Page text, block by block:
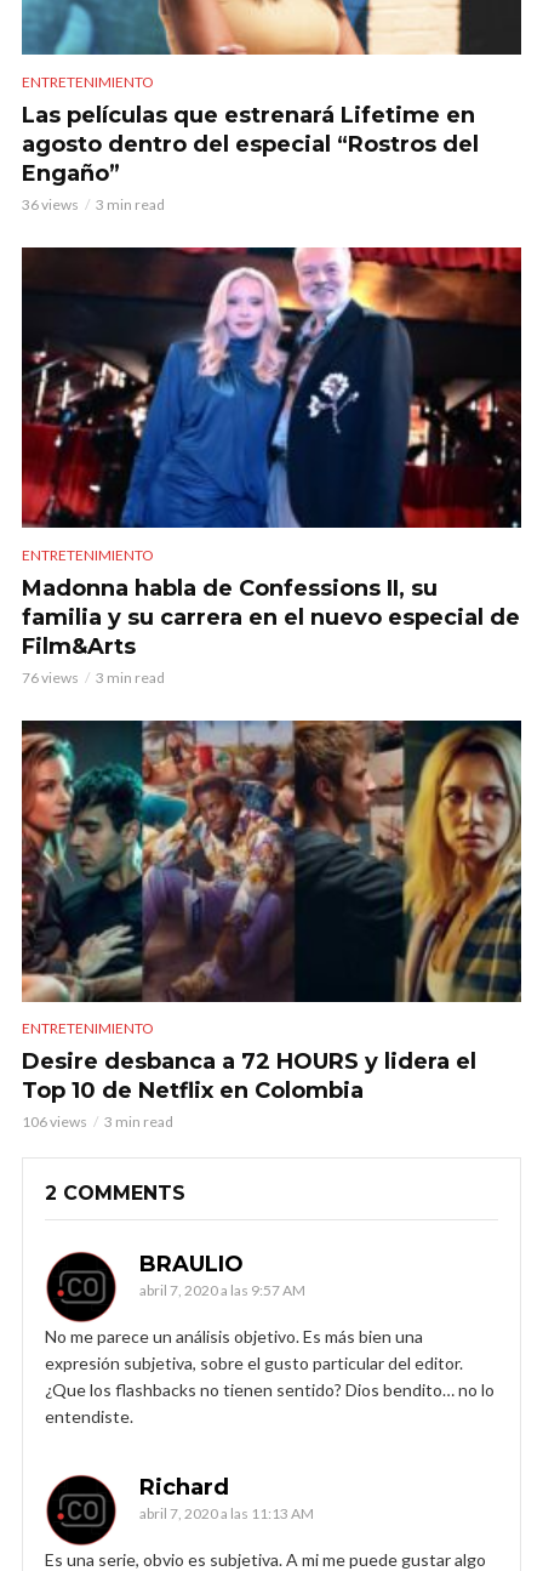
ENTRETENIMIENTO
Las películas que estrenará Lifetime en
agosto dentro del especial “Rostros del
Engaño”
36 views 3 min read
ENTRETENIMIENTO
Madonna habla de Confessions II, su
familia y su carrera en el nuevo especial de
Film&Arts
76 views 3 min read
ENTRETENIMIENTO
Desire desbanca a 72 HOURS y lidera el
Top 10 de Netflix en Colombia
106 views 3 min read
2 COMMENTS
BRAULIO
abril 7, 2020 a las 9:57 AM
No me parece un análisis objetivo. Es más bien una
expresión subjetiva, sobre el gusto particular del editor.
¿Que los flashbacks no tienen sentido? Dios bendito… no lo
entendiste.
Richard
abril 7, 2020 a las 11:13 AM
Es una serie, obvio es subjetiva. A mi me puede gustar algo